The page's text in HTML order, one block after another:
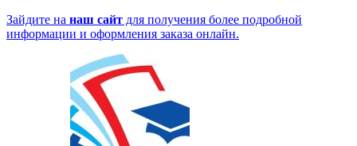
Зайдите на наш сайт для получения более подробной
информации и оформления заказа онлайн.